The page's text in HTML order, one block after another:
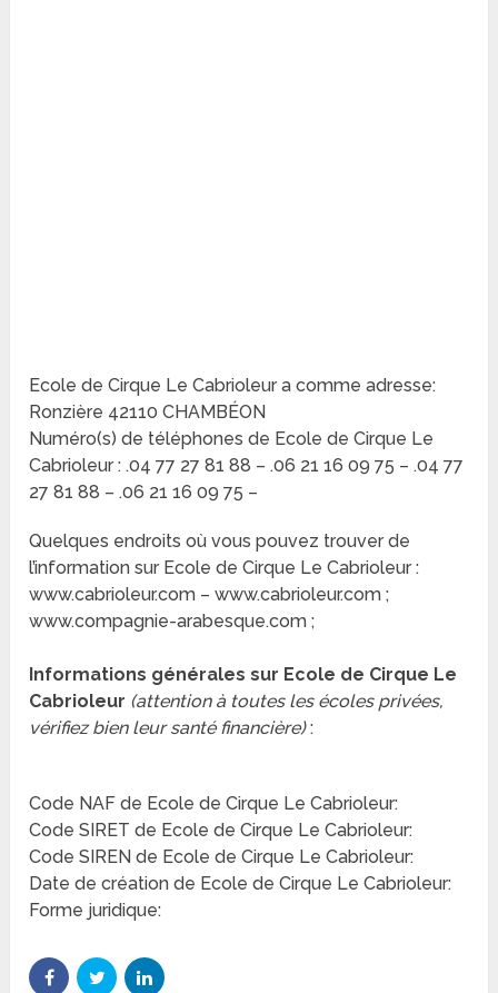
Ecole de Cirque Le Cabrioleur a comme adresse:
Ronzière 42110 CHAMBÉON
Numéro(s) de téléphones de Ecole de Cirque Le
Cabrioleur : .04 77 27 81 88 – .06 21 16 09 75 – .04 77
27 81 88 – .06 21 16 09 75 –
Quelques endroits où vous pouvez trouver de
l’information sur Ecole de Cirque Le Cabrioleur :
www.cabrioleur.com – www.cabrioleur.com ;
www.compagnie-arabesque.com ;
Informations générales sur Ecole de Cirque Le
Cabrioleur (attention à toutes les écoles privées,
vérifiez bien leur santé financière):
Code NAF de Ecole de Cirque Le Cabrioleur:
Code SIRET de Ecole de Cirque Le Cabrioleur:
Code SIREN de Ecole de Cirque Le Cabrioleur:
Date de création de Ecole de Cirque Le Cabrioleur:
Forme juridique: